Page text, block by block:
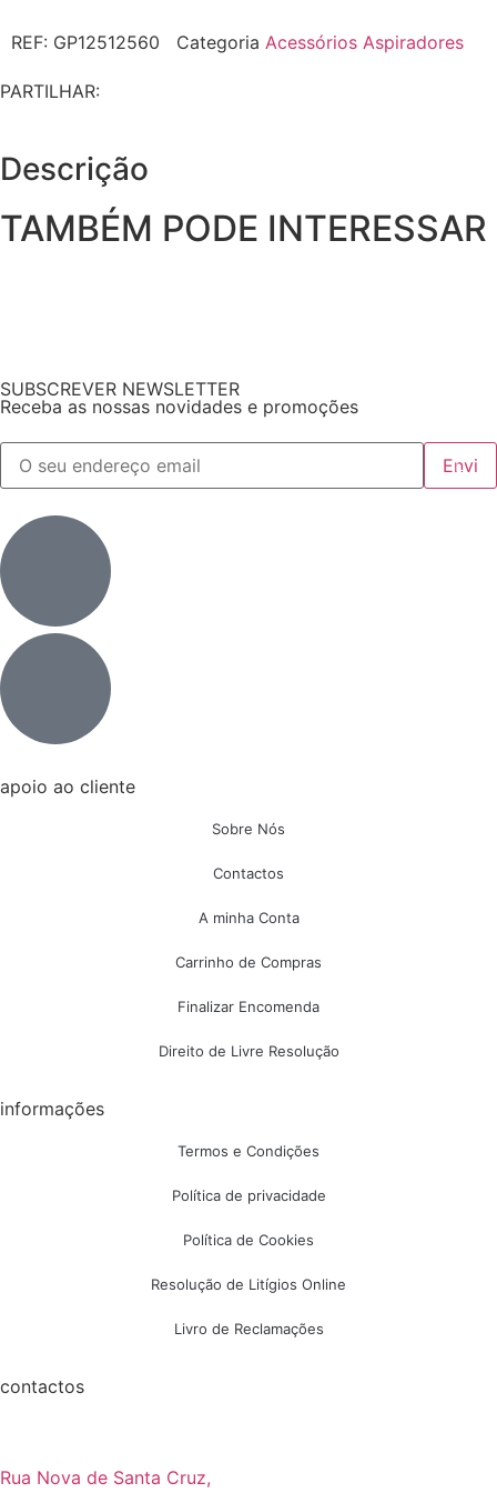
REF: GP12512560 Categoria Acessórios Aspiradores
PARTILHAR:
Descrição
TAMBÉM PODE INTERESSAR
SUBSCREVER NEWSLETTER
Receba as nossas novidades e promoções
apoio ao cliente
Sobre Nós
Contactos
A minha Conta
Carrinho de Compras
Finalizar Encomenda
Direito de Livre Resolução
informações
Termos e Condições
Política de privacidade
Política de Cookies
Resolução de Litígios Online
Livro de Reclamações
contactos
Rua Nova de Santa Cruz,